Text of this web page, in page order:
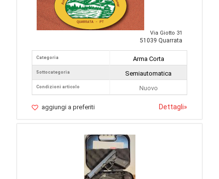
Via Giotto 31
51039 Quarrata
Categoria
Sottocategoria
Condizioni articolo
Arma Corta
Semiautomatica
Nuovo
aggiungi a preferiti Dettagli»